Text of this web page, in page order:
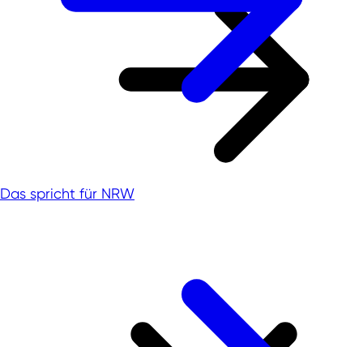
Das spricht für NRW